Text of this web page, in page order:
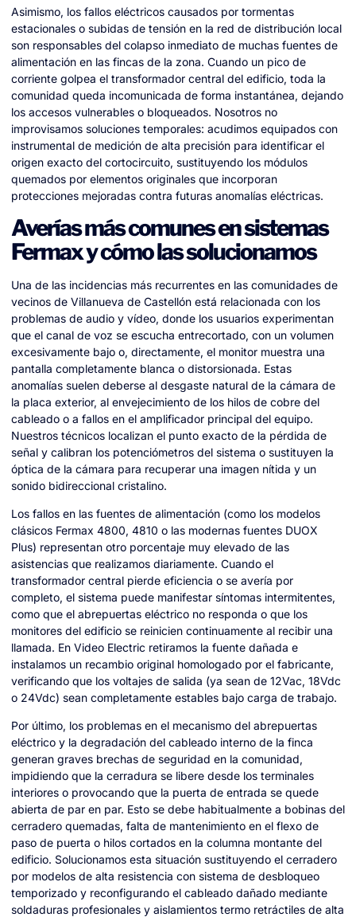
Asimismo, los fallos eléctricos causados por tormentas
estacionales o subidas de tensión en la red de distribución local
son responsables del colapso inmediato de muchas fuentes de
alimentación en las fincas de la zona. Cuando un pico de
corriente golpea el transformador central del edificio, toda la
comunidad queda incomunicada de forma instantánea, dejando
los accesos vulnerables o bloqueados. Nosotros no
improvisamos soluciones temporales: acudimos equipados con
instrumental de medición de alta precisión para identificar el
origen exacto del cortocircuito, sustituyendo los módulos
quemados por elementos originales que incorporan
protecciones mejoradas contra futuras anomalías eléctricas.
Averías más comunes en sistemas
Fermax y cómo las solucionamos
Una de las incidencias más recurrentes en las comunidades de
vecinos de Villanueva de Castellón está relacionada con los
problemas de audio y vídeo, donde los usuarios experimentan
que el canal de voz se escucha entrecortado, con un volumen
excesivamente bajo o, directamente, el monitor muestra una
pantalla completamente blanca o distorsionada. Estas
anomalías suelen deberse al desgaste natural de la cámara de
la placa exterior, al envejecimiento de los hilos de cobre del
cableado o a fallos en el amplificador principal del equipo.
Nuestros técnicos localizan el punto exacto de la pérdida de
señal y calibran los potenciómetros del sistema o sustituyen la
óptica de la cámara para recuperar una imagen nítida y un
sonido bidireccional cristalino.
Los fallos en las fuentes de alimentación (como los modelos
clásicos Fermax 4800, 4810 o las modernas fuentes DUOX
Plus) representan otro porcentaje muy elevado de las
asistencias que realizamos diariamente. Cuando el
transformador central pierde eficiencia o se avería por
completo, el sistema puede manifestar síntomas intermitentes,
como que el abrepuertas eléctrico no responda o que los
monitores del edificio se reinicien continuamente al recibir una
llamada. En Video Electric retiramos la fuente dañada e
instalamos un recambio original homologado por el fabricante,
verificando que los voltajes de salida (ya sean de 12Vac, 18Vdc
o 24Vdc) sean completamente estables bajo carga de trabajo.
Por último, los problemas en el mecanismo del abrepuertas
eléctrico y la degradación del cableado interno de la finca
generan graves brechas de seguridad en la comunidad,
impidiendo que la cerradura se libere desde los terminales
interiores o provocando que la puerta de entrada se quede
abierta de par en par. Esto se debe habitualmente a bobinas del
cerradero quemadas, falta de mantenimiento en el flexo de
paso de puerta o hilos cortados en la columna montante del
edificio. Solucionamos esta situación sustituyendo el cerradero
por modelos de alta resistencia con sistema de desbloqueo
temporizado y reconfigurando el cableado dañado mediante
soldaduras profesionales y aislamientos termo retráctiles de alta